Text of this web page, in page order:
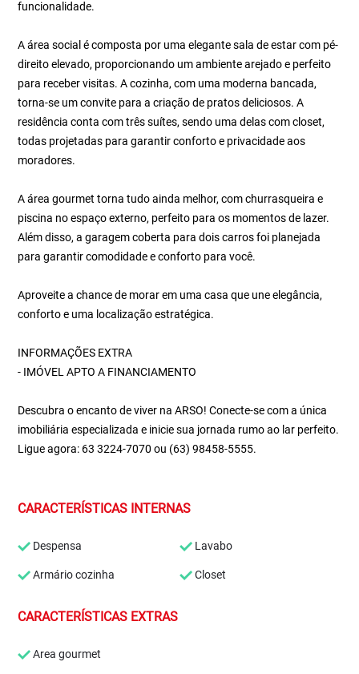
funcionalidade.
A área social é composta por uma elegante sala de estar com pé-
direito elevado, proporcionando um ambiente arejado e perfeito
para receber visitas. A cozinha, com uma moderna bancada,
torna-se um convite para a criação de pratos deliciosos. A
residência conta com três suítes, sendo uma delas com closet,
todas projetadas para garantir conforto e privacidade aos
moradores.
A área gourmet torna tudo ainda melhor, com churrasqueira e
piscina no espaço externo, perfeito para os momentos de lazer.
Além disso, a garagem coberta para dois carros foi planejada
para garantir comodidade e conforto para você.
Aproveite a chance de morar em uma casa que une elegância,
conforto e uma localização estratégica.
INFORMAÇÕES EXTRA
- IMÓVEL APTO A FINANCIAMENTO
Descubra o encanto de viver na ARSO! Conecte-se com a única
imobiliária especializada e inicie sua jornada rumo ao lar perfeito.
Ligue agora: 63 3224-7070 ou (63) 98458-5555.
CARACTERÍSTICAS INTERNAS
Despensa Lavabo
Armário cozinha Closet
CARACTERÍSTICAS EXTRAS
Area gourmet